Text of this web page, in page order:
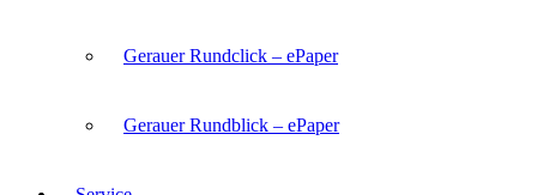
Gerauer Rundclick – ePaper
Gerauer Rundblick – ePaper